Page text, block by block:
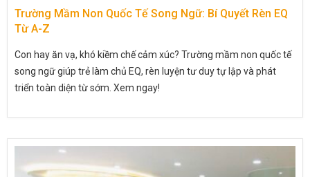
Trường Mầm Non Quốc Tế Song Ngữ: Bí Quyết Rèn EQ
Từ A-Z
Con hay ăn vạ, khó kiềm chế cảm xúc? Trường mầm non quốc tế
song ngữ giúp trẻ làm chủ EQ, rèn luyện tư duy tự lập và phát
triển toàn diện từ sớm. Xem ngay!